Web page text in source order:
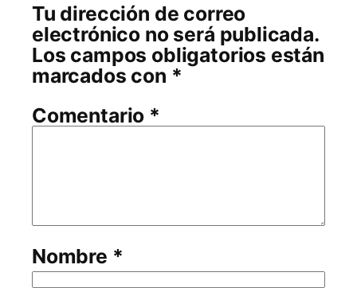
Tu dirección de correo
electrónico no será publicada.
Los campos obligatorios están
marcados con *
Comentario *
Nombre *